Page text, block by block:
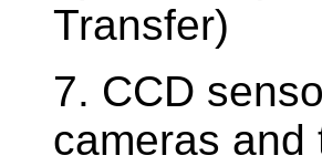
Transfer)
7. CCD
cameras and